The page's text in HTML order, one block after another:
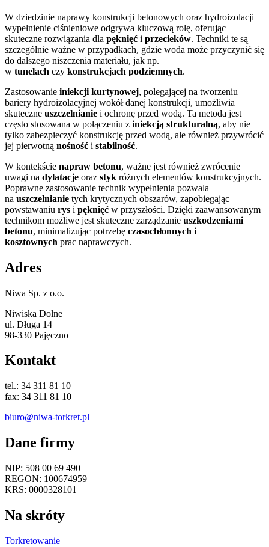
W dziedzinie naprawy konstrukcji betonowych oraz hydroizolacji
wypełnienie ciśnieniowe odgrywa kluczową rolę, oferując
skuteczne rozwiązania dla pęknięć i przecieków. Techniki te są
szczególnie ważne w przypadkach, gdzie woda może przyczynić się
do dalszego niszczenia materiału, jak np.
w tunelach czy konstrukcjach podziemnych.
Zastosowanie iniekcji kurtynowej, polegającej na tworzeniu
bariery hydroizolacyjnej wokół danej konstrukcji, umożliwia
skuteczne uszczelnianie i ochronę przed wodą. Ta metoda jest
często stosowana w połączeniu z iniekcją strukturalną, aby nie
tylko zabezpieczyć konstrukcję przed wodą, ale również przywrócić
jej pierwotną nośność i stabilność.
W kontekście napraw betonu, ważne jest również zwrócenie
uwagi na dylatacje oraz styk różnych elementów konstrukcyjnych.
Poprawne zastosowanie technik wypełnienia pozwala
na uszczelnianie tych krytycznych obszarów, zapobiegając
powstawaniu rys i pęknięć w przyszłości. Dzięki zaawansowanym
technikom możliwe jest skuteczne zarządzanie uszkodzeniami
betonu, minimalizując potrzebę czasochłonnych i
kosztownych prac naprawczych.
Adres
Niwa Sp. z o.o.
Niwiska Dolne
ul. Długa 14
98-330 Pajęczno
Kontakt
tel.: 34 311 81 10
fax: 34 311 81 10
biuro@niwa-torkret.pl
Dane firmy
NIP: 508 00 69 490
REGON: 100674959
KRS: 0000328101
Na skróty
Torkretowanie